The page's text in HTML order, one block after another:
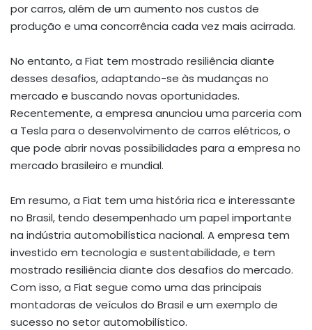
por carros, além de um aumento nos custos de
produção e uma concorrência cada vez mais acirrada.
No entanto, a Fiat tem mostrado resiliência diante
desses desafios, adaptando-se às mudanças no
mercado e buscando novas oportunidades.
Recentemente, a empresa anunciou uma parceria com
a Tesla para o desenvolvimento de carros elétricos, o
que pode abrir novas possibilidades para a empresa no
mercado brasileiro e mundial.
Em resumo, a Fiat tem uma história rica e interessante
no Brasil, tendo desempenhado um papel importante
na indústria automobilística nacional. A empresa tem
investido em tecnologia e sustentabilidade, e tem
mostrado resiliência diante dos desafios do mercado.
Com isso, a Fiat segue como uma das principais
montadoras de veículos do Brasil e um exemplo de
sucesso no setor automobilístico.